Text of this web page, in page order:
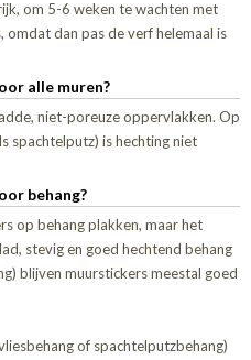
om 5-6 weken te wachten met
omdat dan pas de verf helemaal is
alle muren?
niet-poreuze oppervlakken. Op
spachtelputz) is hechting niet
behang?
op behang plakken, maar het
stevig en goed hechtend behang
blijven muurstickers meestal goed
of spachtelputzbehang)